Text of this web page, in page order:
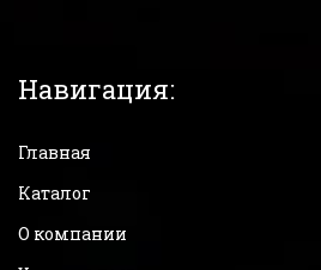
Навигация:
Главная
Каталог
О компании